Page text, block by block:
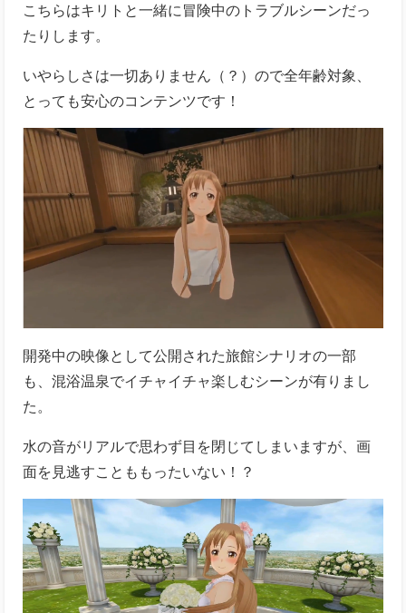
開発中の映像として公開された旅館シナリオの一部
も、混浴温泉でイチャイチャ楽しむシーンが有りまし
水の音がリアルで思わず目を閉じてしまいますが、画
面を見逃すことももったいない！？